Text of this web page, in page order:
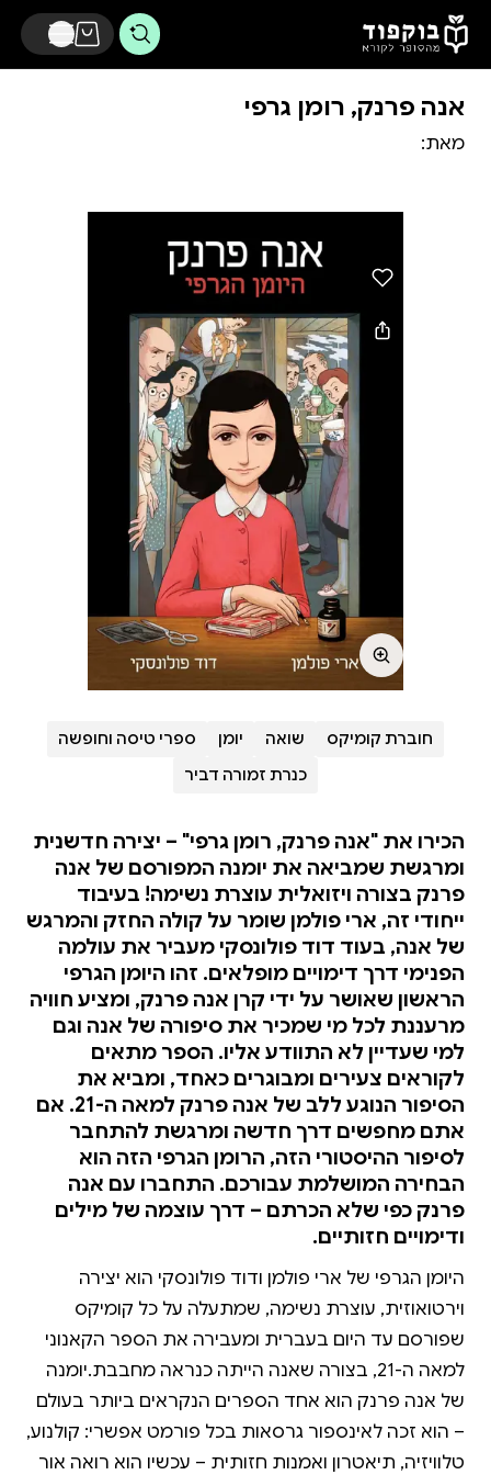
דלג לתוכן הראשי
אנה פרנק, רומן גרפי
מאת:
חוברת קומיקס שואה יומן
ספרי טיסה וחופשה
כנרת זמורה דביר
הכירו את "אנה פרנק, רומן גרפי" – יצירה חדשנית
ומרגשת שמביאה את יומנה המפורסם של אנה
פרנק בצורה ויזואלית עוצרת נשימה! בעיבוד
ייחודי זה, ארי פולמן שומר על קולה החזק והמרגש
של אנה, בעוד דוד פולונסקי מעביר את עולמה
הפנימי דרך דימויים מופלאים. זהו היומן הגרפי
הראשון שאושר על ידי קרן אנה פרנק, ומציע חוויה
מרעננת לכל מי שמכיר את סיפורה של אנה וגם
למי שעדיין לא התוודע אליו. הספר מתאים
לקוראים צעירים ומבוגרים כאחד, ומביא את
הסיפור הנוגע ללב של אנה פרנק למאה ה-21. אם
אתם מחפשים דרך חדשה ומרגשת להתחבר
לסיפור ההיסטורי הזה, הרומן הגרפי הזה הוא
הבחירה המושלמת עבורכם. התחברו עם אנה
פרנק כפי שלא הכרתם – דרך עוצמה של מילים
ודימויים חזותיים.
היומן הגרפי של ארי פולמן ודוד פולונסקי הוא יצירה
וירטואוזית, עוצרת נשימה, שמתעלה על כל קומיקס
שפורסם עד היום בעברית ומעבירה את הספר הקאנוני
למאה ה-21, בצורה שאנה הייתה כנראה מחבבת.יומנה
של אנה פרנק הוא אחד הספרים הנקראים ביותר בעולם
– הוא זכה לאינספור גרסאות בכל פורמט אפשרי: קולנוע,
טלוויזיה, תיאטרון ואמנות חזותית – עכשיו הוא רואה אור